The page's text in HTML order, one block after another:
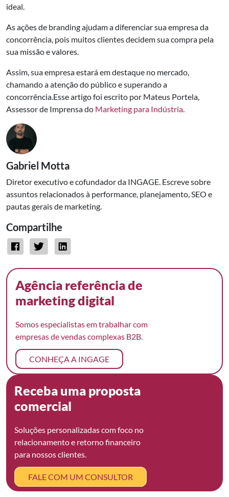
ideal.
As ações de branding ajudam a diferenciar sua empresa da
concorrência, pois muitos clientes decidem sua compra pela
sua missão e valores.
Assim, sua empresa estará em destaque no mercado,
chamando a atenção do público e superando a
concorrência.Esse artigo foi escrito por Mateus Portela,
Assessor de Imprensa do Marketing para Indústria.
Gabriel Motta
Diretor executivo e cofundador da INGAGE. Escreve sobre
assuntos relacionados à performance, planejamento, SEO e
pautas gerais de marketing.
Compartilhe
Agência referência de
marketing digital
Somos especialistas em trabalhar com
empresas de vendas complexas B2B.
CONHEÇA A INGAGE
Receba uma proposta
comercial
Soluções personalizadas com foco no
relacionamento e retorno financeiro
para nossos clientes.
FALE COM UM CONSULTOR